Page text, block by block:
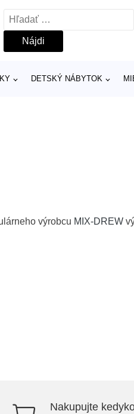
Hľadať:
DETSKÝ NÁBYTOK
výrobcu MIX-DREW
Nakupujte